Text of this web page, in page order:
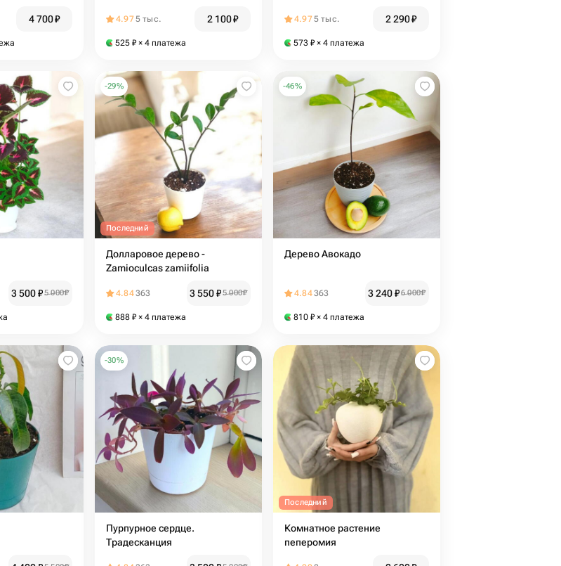
4 700₽ 4.975 тыс. 2 100₽
525 ₽ × 4 платежа
4.975 тыс. 2 290₽
573 ₽ × 4 платежа
3 500₽5 000₽
-29%
Последний
Долларовое дерево -
Zamioculcas zamiifolia
4.84363 3 550₽5 000₽
888 ₽ × 4 платежа
-46%
Дерево Авокадо
4.84363 3 240₽6 000₽
810 ₽ × 4 платежа
-30%
Пурпурное сердце.
Традесканция
Последний
Комнатное растение
пеперомия